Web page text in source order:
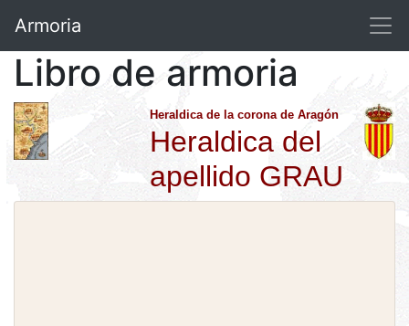
Armoria
Libro de armoria
Heraldica de la corona de Aragón
Heraldica del
apellido GRAU